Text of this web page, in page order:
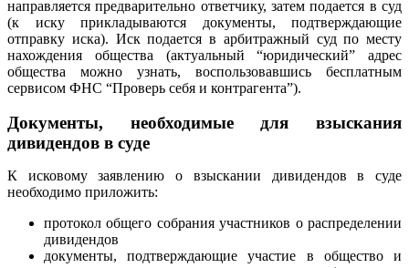
направляется предварительно ответчику, затем подается в суд
(к иску прикладываются документы, подтверждающие
отправку иска). Иск подается в арбитражный суд по месту
нахождения общества (актуальный “юридический” адрес
общества можно узнать, воспользовавшись бесплатным
сервисом ФНС “Проверь себя и контрагента”).
Документы, необходимые для взыскания
дивидендов в суде
К исковому заявлению о взыскании дивидендов в суде
необходимо приложить:
протокол общего собрания участников о распределении
дивидендов
документы, подтверждающие участие в общество и